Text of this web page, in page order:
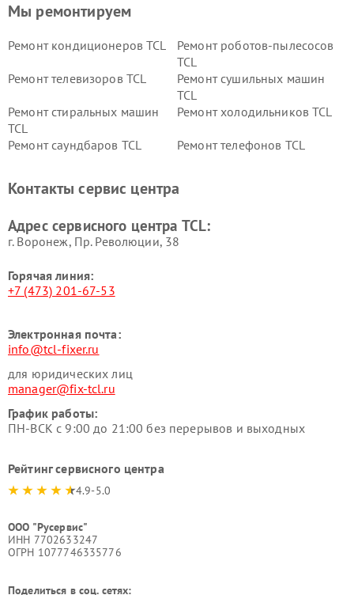
Мы ремонтируем
Ремонт кондиционеров TCL
Ремонт роботов-пылесосов
TCL
Ремонт телевизоров TCL
Ремонт сушильных машин
TCL
Ремонт стиральных машин
TCL
Ремонт холодильников TCL
Ремонт саундбаров TCL Ремонт телефонов TCL
Контакты сервис центра
Адрес сервисного центра TCL:
г. Воронеж, Пр. Революции, 38
Горячая линия:
+7 (473) 201-67-53
Электронная почта:
info@tcl-fixer.ru
для юридических лиц
manager@fix-tcl.ru
График работы:
ПН-ВСК с 9:00 до 21:00 без перерывов и выходных
Рейтинг сервисного центра
4.9-5.0
ООО "Русервис"
ИНН 7702633247
ОГРН 1077746335776
Поделиться в соц. сетях: